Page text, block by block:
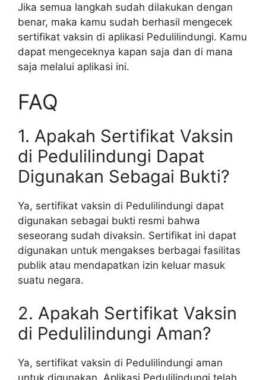
Jika semua langkah sudah dilakukan dengan
benar, maka kamu sudah berhasil mengecek
sertifikat vaksin di aplikasi Pedulilindungi. Kamu
dapat mengeceknya kapan saja dan di mana
saja melalui aplikasi ini.
FAQ
1. Apakah Sertifikat Vaksin
di Pedulilindungi Dapat
Digunakan Sebagai Bukti?
Ya, sertifikat vaksin di Pedulilindungi dapat
digunakan sebagai bukti resmi bahwa
seseorang sudah divaksin. Sertifikat ini dapat
digunakan untuk mengakses berbagai fasilitas
publik atau mendapatkan izin keluar masuk
suatu negara.
2. Apakah Sertifikat Vaksin
di Pedulilindungi Aman?
Ya, sertifikat vaksin di Pedulilindungi aman
untuk digunakan. Aplikasi Pedulilindungi telah